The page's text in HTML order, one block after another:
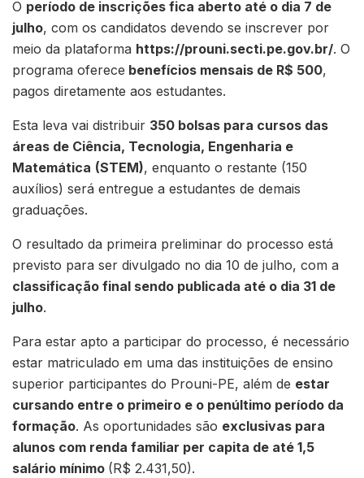
O período de inscrições fica aberto até o dia 7 de
julho, com os candidatos devendo se inscrever por
meio da plataforma https://prouni.secti.pe.gov.br/. O
programa oferece benefícios mensais de R$ 500,
pagos diretamente aos estudantes.
Esta leva vai distribuir 350 bolsas para cursos das
áreas de Ciência, Tecnologia, Engenharia e
Matemática (STEM), enquanto o restante (150
auxílios) será entregue a estudantes de demais
graduações.
O resultado da primeira preliminar do processo está
previsto para ser divulgado no dia 10 de julho, com a
classificação final sendo publicada até o dia 31 de
julho.
Para estar apto a participar do processo, é necessário
estar matriculado em uma das instituições de ensino
superior participantes do Prouni-PE, além de estar
cursando entre o primeiro e o penúltimo período da
formação. As oportunidades são exclusivas para
alunos com renda familiar per capita de até 1,5
salário mínimo (R$ 2.431,50).